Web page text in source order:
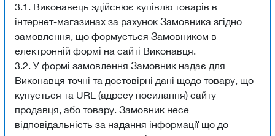
3.1. Виконавець здійснює купівлю товарів в
інтернет-магазинах за рахунок Замовника згідно
замовлення, що формується Замовником в
електронній формі на сайті Виконавця.
3.2. У формі замовлення Замовник надає для
Виконавця точні та достовірні дані щодо товару, що
купується та URL (адресу посилання) сайту
продавця, або товару. Замовник несе
відповідальність за надання інформації що до